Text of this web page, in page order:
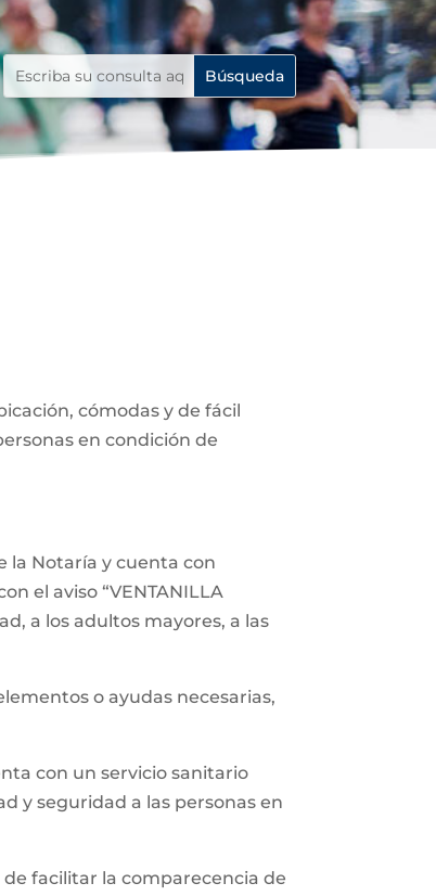
cómodas y de fácil
en condición de
la Notaría y cuenta con
el aviso “VENTANILLA
a los adultos mayores, a las
o ayudas necesarias,
con un servicio sanitario
y seguridad a las personas en
facilitar la comparecencia de